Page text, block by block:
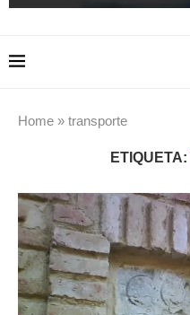
Home » transporte
ETIQUETA: